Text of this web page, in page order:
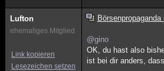
Lufton
ehemaliges Mitglied
Link kopieren
Lesezeichen setzen
@gino
OK, du hast also
ist bei dir anders,